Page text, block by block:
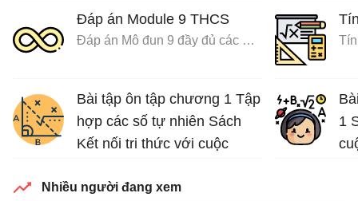
Đáp án Module 9 THCS
Đáp án Mô đun 9 đầy đủ các môn
Bài tập ôn tập chương 1 Tập
hợp các số tự nhiên Sách
Kết nối tri thức với cuộc
1
Nhiều người đang xem